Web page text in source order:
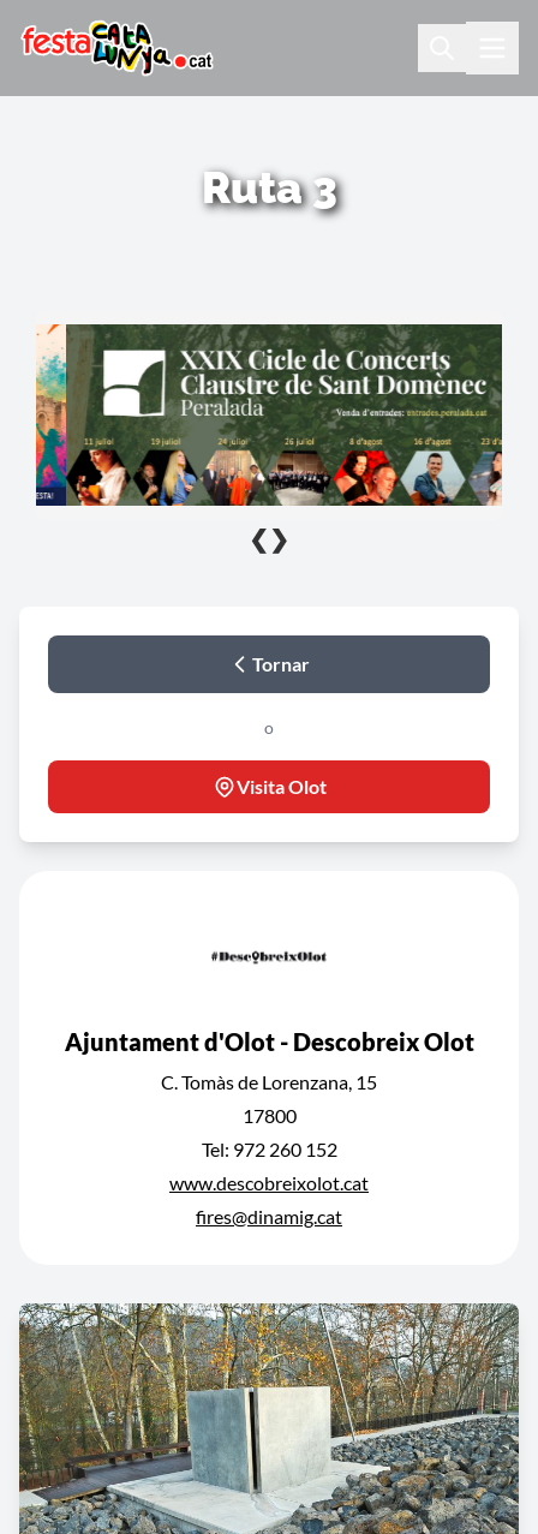
Ruta 3
❮ ❯
Tornar
o
Visita Olot
Ajuntament d'Olot - Descobreix Olot
C. Tomàs de Lorenzana, 15
17800
Tel: 972 260 152
www.descobreixolot.cat
fires@dinamig.cat